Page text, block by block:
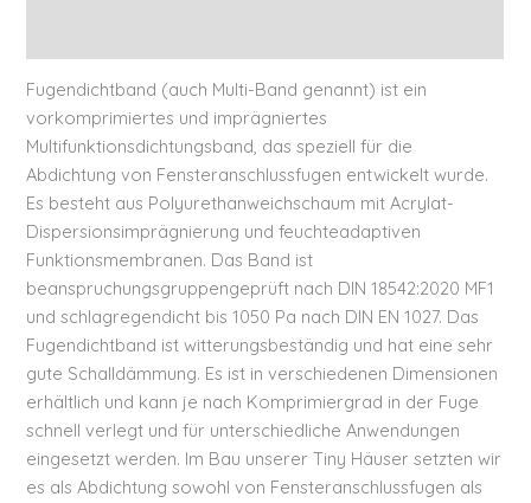
Fugendichtband (auch Multi-Band genannt) ist ein
vorkomprimiertes und imprägniertes
Multifunktionsdichtungsband, das speziell für die
Abdichtung von Fensteranschlussfugen entwickelt wurde.
Es besteht aus Polyurethanweichschaum mit Acrylat-
Dispersionsimprägnierung und feuchteadaptiven
Funktionsmembranen. Das Band ist
beanspruchungsgruppengeprüft nach DIN 18542:2020 MF1
und schlagregendicht bis 1050 Pa nach DIN EN 1027. Das
Fugendichtband ist witterungsbeständig und hat eine sehr
gute Schalldämmung. Es ist in verschiedenen Dimensionen
erhältlich und kann je nach Komprimiergrad in der Fuge
schnell verlegt und für unterschiedliche Anwendungen
eingesetzt werden. Im Bau unserer Tiny Häuser setzten wir
es als Abdichtung sowohl von Fensteranschlussfugen als